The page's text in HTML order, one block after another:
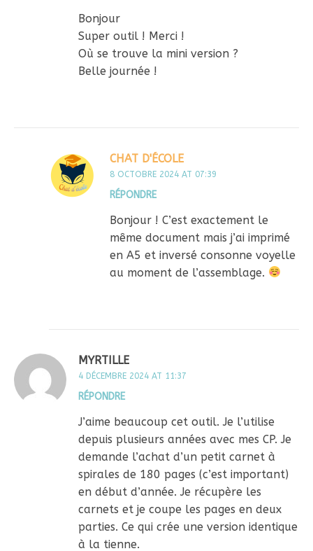
Bonjour
Super outil ! Merci !
Où se trouve la mini version ?
Belle journée !
CHAT D'ÉCOLE
8 OCTOBRE 2024 AT 07:39
RÉPONDRE
Bonjour ! C’est exactement le
même document mais j’ai imprimé
en A5 et inversé consonne voyelle
au moment de l’assemblage.
MYRTILLE
4 DÉCEMBRE 2024 AT 11:37
RÉPONDRE
J’aime beaucoup cet outil. Je l’utilise
depuis plusieurs années avec mes CP. Je
demande l’achat d’un petit carnet à
spirales de 180 pages (c’est important)
en début d’année. Je récupère les
carnets et je coupe les pages en deux
parties. Ce qui crée une version identique
à la tienne.